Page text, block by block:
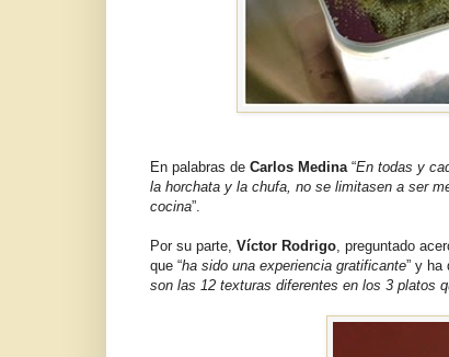
En palabras de Carlos Medina “En todas y
la horchata y la chufa, no se limitasen a ser
cocina”.
Por su parte, Víctor Rodrigo , preguntado
que “ha sido una experiencia gratificante” y ha
son las 12 texturas diferentes en los 3 platos